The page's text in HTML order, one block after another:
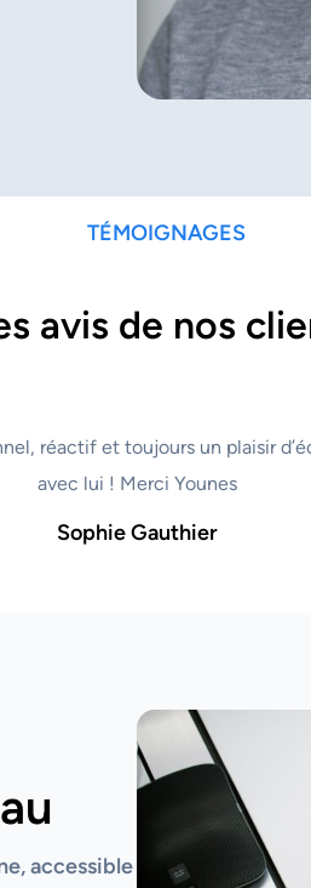
TÉMOIGNAGES
avis de nos
réactif et toujours un plaisir
avec lui ! Merci Younes
Sophie Gauthier
accessible